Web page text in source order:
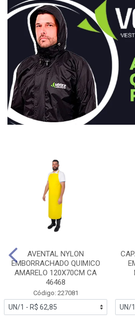
AVENTAL NYLON
EMBORRACHADO QUIMICO
AMARELO 120X70CM CA
46468
Código: 227081